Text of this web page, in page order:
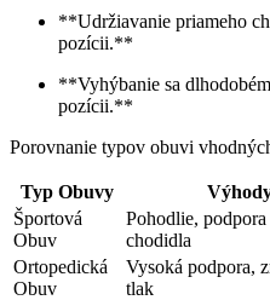
**Udržiavanie priameho
pozícii.**
**Vyhýbanie sa
pozícii.**
Porovnanie typov obuvi
Typ Obuvy
Športová
Obuv
Pohodlie,
chodidla
Ortopedická
Obuv
Vysoká podpora,
tlak